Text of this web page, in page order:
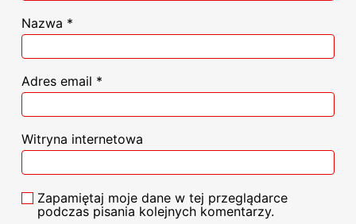
Nazwa *
Adres email *
Witryna internetowa
Zapamiętaj moje dane w tej przeglądarce
podczas pisania kolejnych komentarzy.